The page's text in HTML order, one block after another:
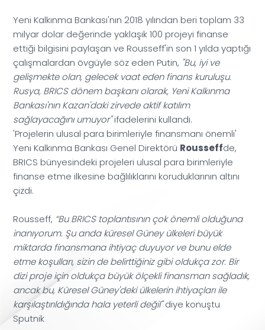
Yeni Kalkınma Bankası'nın 2018 yılından beri toplam 33
milyar dolar değerinde yaklaşık 100 projeyi finanse
ettiği bilgisini paylaşan ve Rousseff'in son 1 yılda yaptığı
çalışmalardan övgüyle söz eden Putin, "Bu, iyi ve
gelişmekte olan, gelecek vaat eden finans kuruluşu.
Rusya, BRICS dönem başkanı olarak, Yeni Kalkınma
Bankası'nın Kazan'daki zirvede aktif katılım
sağlayacağını umuyor"ifadelerini kullandı.
'Projelerin ulusal para birimleriyle finansmanı önemli'
Yeni Kalkınma Bankası Genel Direktörü Rousseffde,
BRICS bünyesindeki projeleri ulusal para birimleriyle
finanse etme ilkesine bağlılıklarını koruduklarının altını
çizdi.
Rousseff, “Bu BRICS toplantısının çok önemli olduğuna
inanıyorum. Şu anda küresel Güney ülkeleri büyük
miktarda finansmana ihtiyaç duyuyor ve bunu elde
etme koşulları, sizin de belirttiğiniz gibi oldukça zor. Bir
dizi proje için oldukça büyük ölçekli finansman sağladık,
ancak bu, Küresel Güney'deki ülkelerin ihtiyaçları ile
karşılaştırıldığında hala yeterli değil"diye konuştu
Sputnik